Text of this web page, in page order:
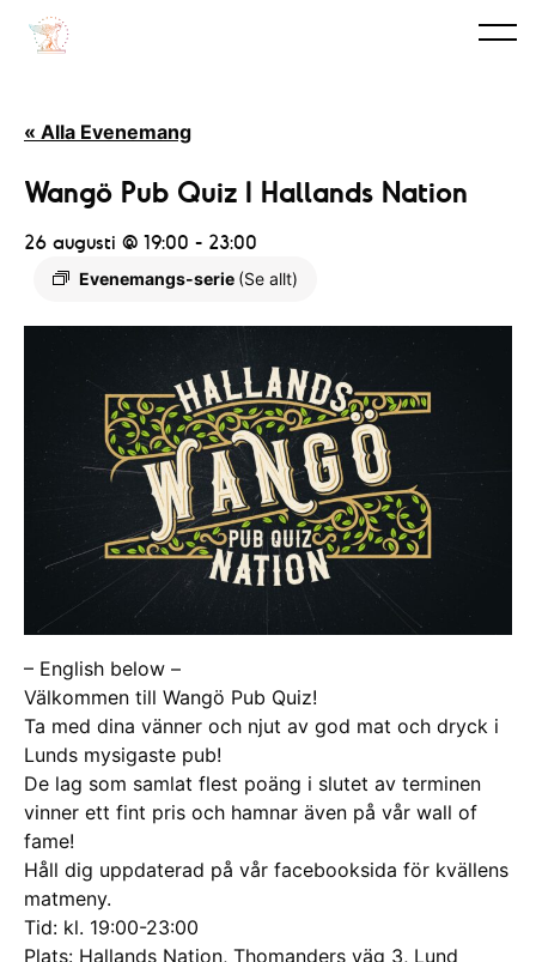
« Alla Evenemang
Wangö Pub Quiz I Hallands Nation
26 augusti @ 19:00 - 23:00
Evenemangs-serie (Se allt)
– English below –
Välkommen till Wangö Pub Quiz!
Ta med dina vänner och njut av god mat och dryck i
Lunds mysigaste pub!
De lag som samlat flest poäng i slutet av terminen
vinner ett fint pris och hamnar även på vår wall of
fame!
Håll dig uppdaterad på vår facebooksida för kvällens
matmeny.
Tid: kl. 19:00-23:00
Plats: Hallands Nation, Thomanders väg 3, Lund